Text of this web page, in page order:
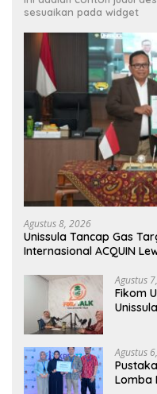
sesuaikan pada widget
Agustus 8, 2026
Unissula Tancap Gas
Internasional ACQUIN
Agustus
Fikom
Agustus
Lomba